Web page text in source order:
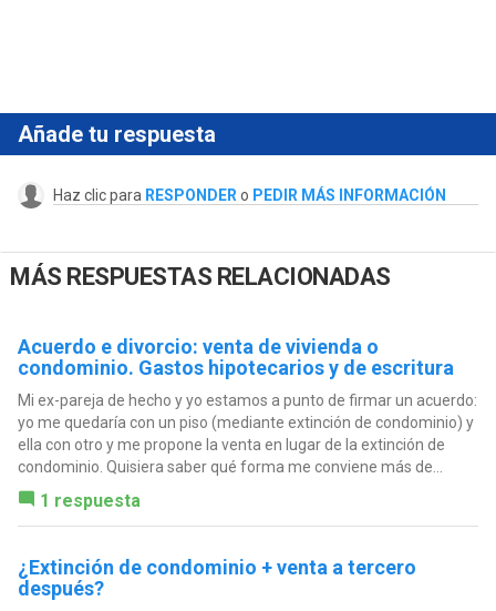
Añade tu respuesta
Haz clic para RESPONDER o PEDIR MÁS INFORMACIÓN
MÁS RESPUESTAS RELACIONADAS
Acuerdo e divorcio: venta de vivienda o
condominio. Gastos hipotecarios y de escritura
Mi ex-pareja de hecho y yo estamos a punto de firmar un acuerdo:
yo me quedaría con un piso (mediante extinción de condominio) y
ella con otro y me propone la venta en lugar de la extinción de
condominio. Quisiera saber qué forma me conviene más de...
1 respuesta
¿Extinción de condominio + venta a tercero
después?